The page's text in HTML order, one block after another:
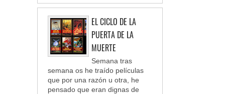
EL CICLO DE LA
PUERTA DE LA
MUERTE
Semana tras
semana os he traído películas
que por una razón u otra, he
pensado que eran dignas de